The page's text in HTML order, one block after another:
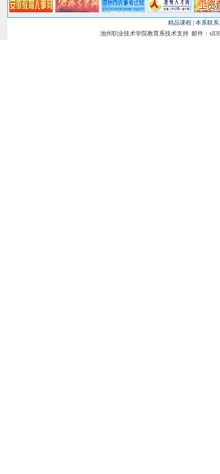
精品课程
本系联
池州职业技术学院教育系技术支持 邮件：